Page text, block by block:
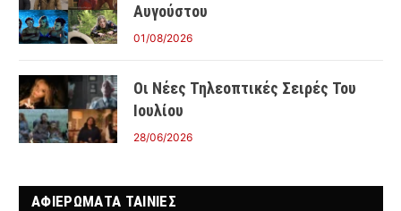
Αυγούστου
01/08/2026
Οι Νέες Τηλεοπτικές Σειρές Του
Ιουλίου
28/06/2026
ΑΦΙΕΡΩΜΑΤΑ ΤΑΙΝΊΕΣ